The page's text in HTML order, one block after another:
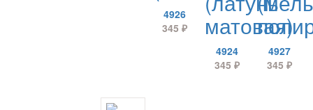
4926
345₽ матовая)
4924
345₽
4927
345 ₽